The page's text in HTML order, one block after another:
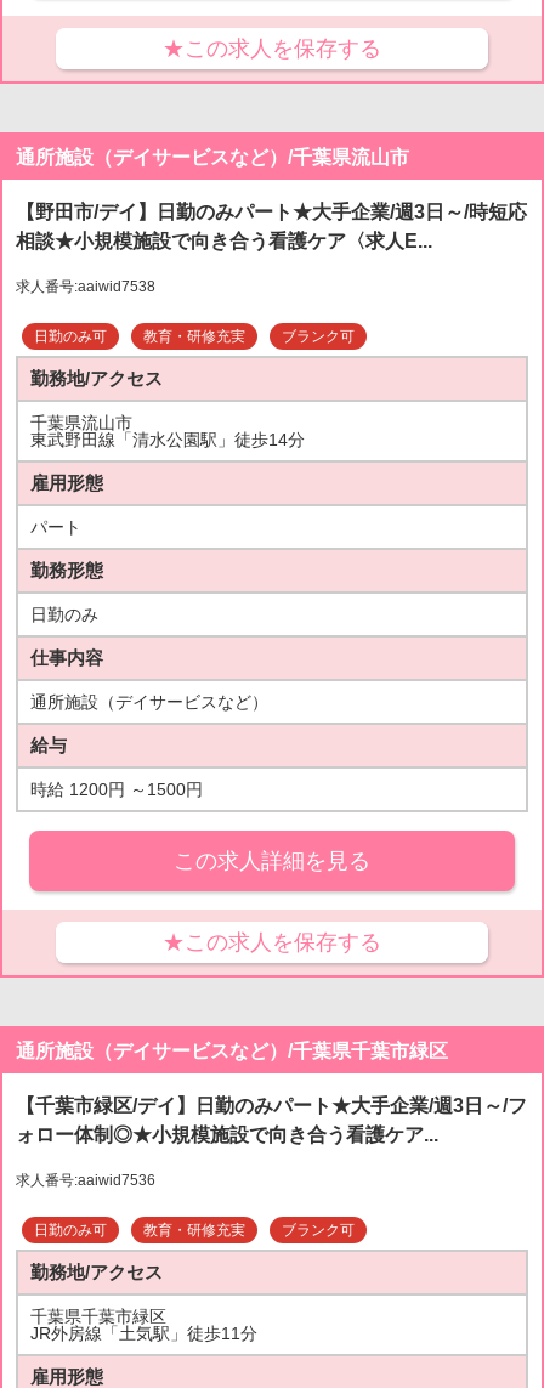
★この求人を保存する
通所施設（デイサービスなど）/千葉県流山市
【野田市/デイ】日勤のみパート★大手企業/週3日～/時短応
相談★小規模施設で向き合う看護ケア〈求人E...
求人番号:aaiwid7538
日勤のみ可 教育・研修充実 ブランク可
勤務地/アクセス
千葉県流山市
東武野田線「清水公園駅」徒歩14分
雇用形態
パート
勤務形態
日勤のみ
仕事内容
通所施設（デイサービスなど）
給与
時給 1200円 ～1500円
この求人詳細を見る
★この求人を保存する
通所施設（デイサービスなど）/千葉県千葉市緑区
【千葉市緑区/デイ】日勤のみパート★大手企業/週3日～/フ
ォロー体制◎★小規模施設で向き合う看護ケア...
求人番号:aaiwid7536
日勤のみ可 教育・研修充実 ブランク可
勤務地/アクセス
千葉県千葉市緑区
JR外房線「土気駅」徒歩11分
雇用形態